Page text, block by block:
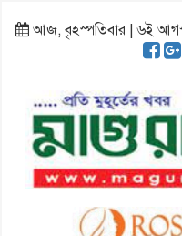
আজ, বৃহস্পতিবার | ৬ই